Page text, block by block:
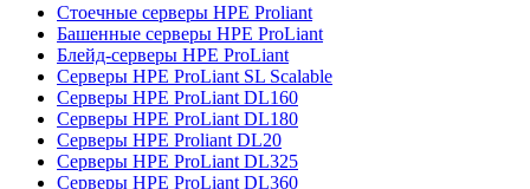
Стоечные серверы HPE Proliant
Башенные серверы HPE ProLiant
Блейд-серверы HPE ProLiant
Серверы HPE ProLiant SL Scalable
Серверы HPE ProLiant DL160
Серверы HPE ProLiant DL180
Серверы HPE Proliant DL20
Серверы HPE ProLiant DL325
Серверы HPE ProLiant DL360